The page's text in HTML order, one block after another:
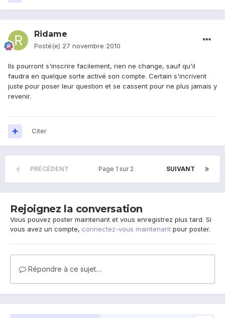
Ridame
Posté(e) 27 novembre 2010
Ils pourront s'inscrire facilement, rien ne change, sauf qu'il
faudra en quelque sorte activé son compte. Certain s'incrivent
juste pour poser leur question et se cassent pour ne plus jamais y
revenir.
Citer
PRÉCÉDENT SUIVANT
Page 1 sur 2
Rejoignez la conversation
Vous pouvez poster maintenant et vous enregistrez plus tard. Si
vous avez un compte, connectez-vous maintenant pour poster.
Répondre à ce sujet…